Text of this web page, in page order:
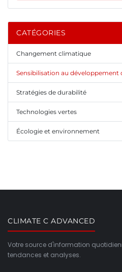
CATÉGORIES
Changement climatique
Sensibilisation au développement
Stratégies de durabilité
Technologies vertes
Écologie et environnement
CLIMATE C ADVANCED
Votre source d'information
tendances et analyses.